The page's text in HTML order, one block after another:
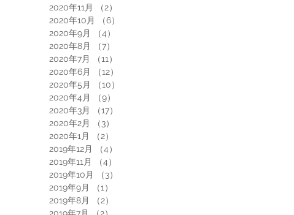
2020年11月
（2）
2020年10月
（6）
2020年9月
（4）
2020年8月
（7）
2020年7月
（11）
2020年6月
（12）
2020年5月
（10）
2020年4月
（9）
2020年3月
（17）
2020年2月
（3）
2020年1月
（2）
2019年12月
（4）
2019年11月
（4）
2019年10月
（3）
2019年9月
（1）
2019年8月
（2）